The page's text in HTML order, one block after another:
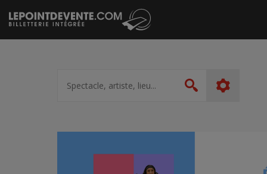
Passer
au
contenu
artiste,
lieu...
Rechercher